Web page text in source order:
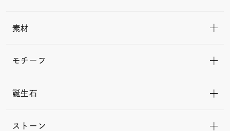
素材
モチーフ
誕生石
ストーン